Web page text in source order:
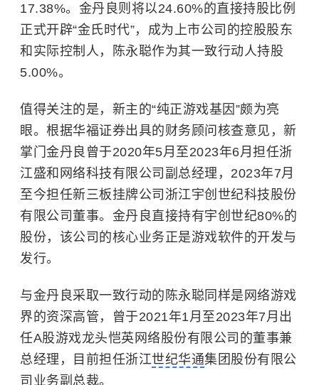
17.38%。金丹良则将以24.60%的直接持股比例
正式开辟“金氏时代”，成为上市公司的控股股东
和实际控制人，陈永聪作为其一致行动人持股
5.00%。
值得关注的是，新主的“纯正游戏基因”颇为亮
眼。根据华福证券出具的财务顾问核查意见，新
掌门金丹良曾于2020年5月至2023年6月担任浙
江盛和网络科技有限公司副总经理，2023年7月
至今担任新三板挂牌公司浙江宇创世纪科技股份
有限公司董事。金丹良直接持有宇创世纪80%的
股份，该公司的核心业务正是游戏软件的开发与
发行。
与金丹良采取一致行动的陈永聪同样是网络游戏
界的资深高管，曾于2021年1月至2023年7月出
任A股游戏龙头恺英网络股份有限公司的董事兼
总经理，目前担任浙江世纪华通集团股份有限公
司业务副总裁。